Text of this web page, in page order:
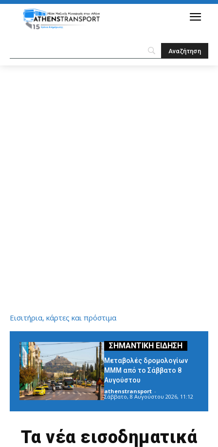
Εισιτήρια, κάρτες και πρόστιμα
Μεταβολές δρομολογίων
ΜΜΜ από το Σάββατο 8
Αυγούστου
athenstransport -
Σάββατο, 8 Αυγούστου 2026, 11:12
Τα νέα εισοδηματικά